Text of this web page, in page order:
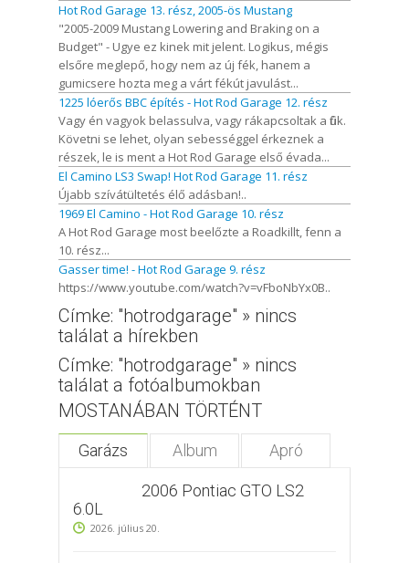
Hot Rod Garage 13. rész, 2005-ös Mustang
"2005-2009 Mustang Lowering and Braking on a
Budget" - Ugye ez kinek mit jelent. Logikus, mégis
elsőre meglepő, hogy nem az új fék, hanem a
gumicsere hozta meg a várt fékút javulást...
1225 lóerős BBC építés - Hot Rod Garage 12. rész
Vagy én vagyok belassulva, vagy rákapcsoltak a fiúk.
Követni se lehet, olyan sebességgel érkeznek a
részek, le is ment a Hot Rod Garage első évada...
El Camino LS3 Swap! Hot Rod Garage 11. rész
Újabb szívátültetés élő adásban!..
1969 El Camino - Hot Rod Garage 10. rész
A Hot Rod Garage most beelőzte a Roadkillt, fenn a
10. rész...
Gasser time! - Hot Rod Garage 9. rész
https://www.youtube.com/watch?v=vFboNbYx0B..
Címke: "hotrodgarage" » nincs
találat a hírekben
Címke: "hotrodgarage" » nincs
találat a fotóalbumokban
MOSTANÁBAN TÖRTÉNT
Garázs Album Apró
2006 Pontiac GTO LS2
6.0L
2026. július 20.